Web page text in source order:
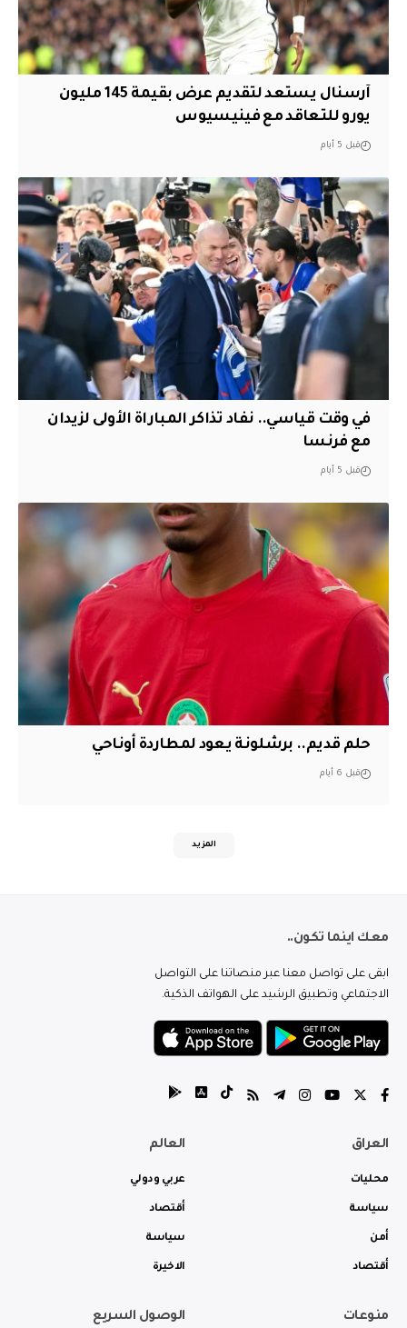
آرسنال يستعد لتقديم عرض بقيمة 145 مليون
يورو للتعاقد مع فينيسيوس
قبل 5 أيام
في وقت قياسي.. نفاد تذاكر المباراة الأولى لزيدان
مع فرنسا
قبل 5 أيام
حلم قديم.. برشلونة يعود لمطاردة أوناحي
قبل 6 أيام
المزيد
معك اينما تكون..
ابقى على تواصل معنا عبر منصاتنا على التواصل
الاجتماعي وتطبيق الرشيد على الهواتف الذكية.
العراق
محليات
سياسة
أمن
أقتصاد
العالم
عربي ودولي
أقتصاد
سياسة
الاخيرة
منوعات الوصول السريع